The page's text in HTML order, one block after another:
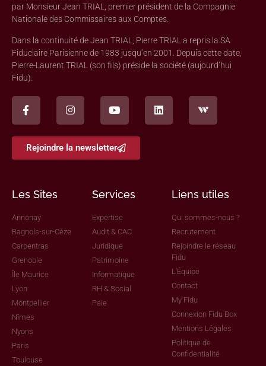
par Monsieur Jean TRIAL, premier président de la Compagnie
Nationale des Commissaires aux Comptes.
Dans la continuité de Jean TRIAL, Pierre TRIAL a repris la SA
Fiduciaire Parisienne de 1983 jusqu’en 2001. Depuis cette date,
Pierre-Laurent TRIAL (son fils) préside la société (aujourd’hui
Fidu).
Rejoindre la newsletter
Les Sites
Annonay
Bagnols-sur-Cèze
Carpentras
Grenoble
Île Maurice
Lyon
Montpellier
Nîmes
Nyons
Paris
Toulouse
Services
Expertise
Audit & CAC
Juridique
Patrimoine
Informatique
RH & Social
Paie
Liens utiles
Qui sommes-nous ?
Recrutement
Rejoindre le réseau
Fidu
L'Équipe
Contact
My Fidu
Connexion Fidu Box
Mentions Légales
Politique de
Confidentialité